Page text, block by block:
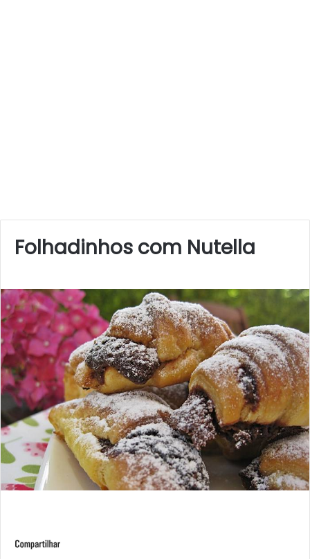
Folhadinhos com Nutella